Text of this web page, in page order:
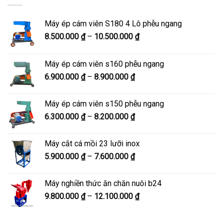
Máy ép cám viên S180 4 Lô phễu ngang
8.500.000 ₫ – 10.500.000 ₫Khoảng
8.500.000 ₫
Máy ép cám viên s160 phễu ngang
6.900.000 ₫ – 8.900.000 ₫Khoảng
từ
6.900.000 ₫
đến
Máy ép cám viên s150 phễu ngang
6.300.000 ₫ – 8.200.000 ₫Khoảng
6.300.000 ₫
đến
Máy cắt cá mồi 23 lưỡi inox
5.900.000 ₫ – 7.600.000 ₫Khoảng
5.900.000 ₫
đến
Máy nghiền thức ăn chăn nuôi b24
9.800.000 ₫ – 12.100.000 ₫Khoảng